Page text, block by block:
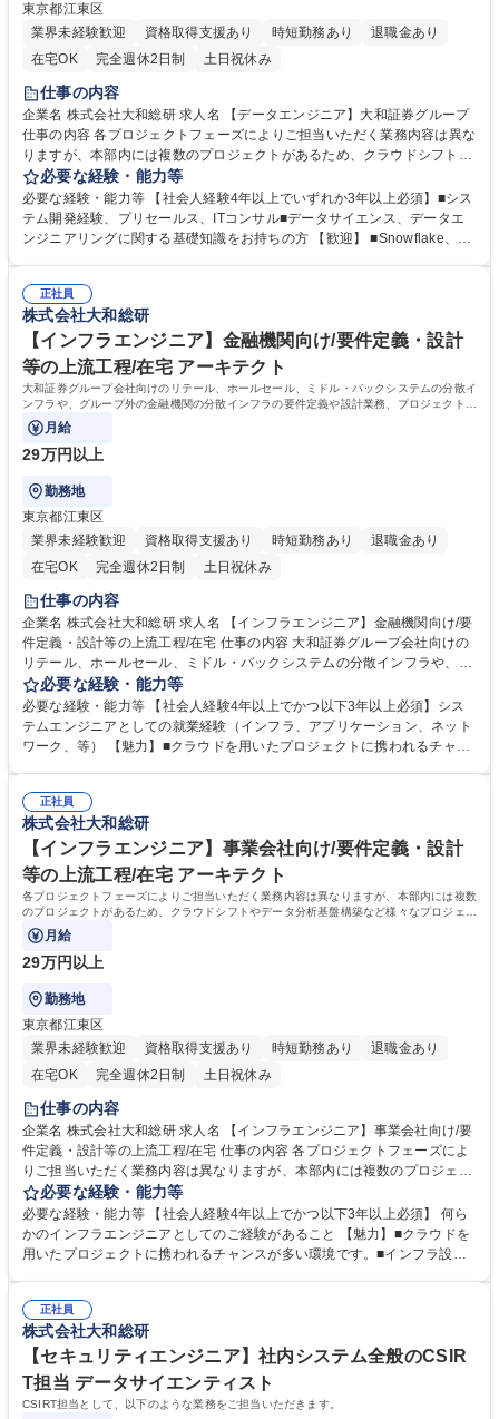
東京都江東区
業界未経験歓迎
資格取得支援あり 時短勤務あり
退職金あり
在宅OK
完全週休2日制 土日祝休み
仕事の内容
企業名 株式会社大和総研 求人名 【データエンジニア】大和証券グループ
仕事の内容 各プロジェクトフェーズによりご担当いただく業務内容は異な
りますが、本部内には複数のプロジェクトがあるため、クラウドシフトや
データ分析基盤構築など様々なプロジェクトに携わる機会がございます。
【案件例】■AWSを利用したクラウドネイティブな情報基盤の構築 ■デー
タインテグレーション関連のSaaSサービス（Informatica、Databricks、d
btなど）や各種DWH製品（Snowflake、OracleADWなど）の提案、構築
必要な経験・能力等
必要な経験・能力等 【社会人経験4年以上でいずれか3年以上必須】■シス
テム開発経験、プリセールス、ITコンサル■データサイエンス、データエ
ンジニアリングに関する基礎知識をお持ちの方 【歓迎】 ■Snowflake、A
歴：大学院 大学 語学力： 資格：
正社員
株式会社大和総研
【インフラエンジニア】金融機関向け/要件定義・設計
等の上流工程/在宅 アーキテクト
大和証券グループ会社向けのリテール、ホールセール、ミドル・バックシステムの分散イ
ンフラや、グループ外の金融機関の分散インフラの要件定義や設計業務、プロジェクトの
リーディングをご担当いただきます。
月給
29万円以上
勤務地
東京都江東区
業界未経験歓迎
資格取得支援あり 時短勤務あり
退職金あり
在宅OK
完全週休2日制 土日祝休み
仕事の内容
企業名 株式会社大和総研 求人名 【インフラエンジニア】金融機関向け/要
件定義・設計等の上流工程/在宅 仕事の内容 大和証券グループ会社向けの
リテール、ホールセール、ミドル・バックシステムの分散インフラや、グ
ループ外の金融機関の分散インフラの要件定義や設計業務、プロジェクト
のリーディングをご担当いただきます。 【プロジェクト事例】■オンプレ
ミス環境からAWS、Azure、OCI等のパブリッククラウド環境へのマイグ
レーション■ハイブリッドクラウド環境の構築■プライベートクラウドを活
レミス■OS/ミドルウェア：Redhat EnterpriseLinux、Oracle、IBM MQ、
HULFT 等 募集職種 【インフラエンジニア】金融機関向け/要件定義・設
計等の上流工程/在宅
必要な経験・能力等
必要な経験・能力等 【社会人経験4年以上でかつ以下3年以上必須】シス
テムエンジニアとしての就業経験（インフラ、アプリケーション、ネット
ワーク、等） 【魅力】■クラウドを用いたプロジェクトに携われるチャン
す。 ■最新のインフラ技術習得の支援も積極的に行っており、特にクラウ
ド系資格保有者が多数在籍する組織です。組織として学習のバックアップ
も行っており、インフラエンジニアとして成長できる環境です。 学歴・資
格 学歴：大学院 大学 語学力： 資格：
正社員
株式会社大和総研
【インフラエンジニア】事業会社向け/要件定義・設計
等の上流工程/在宅 アーキテクト
各プロジェクトフェーズによりご担当いただく業務内容は異なりますが、本部内には複数
のプロジェクトがあるため、クラウドシフトやデータ分析基盤構築など様々なプロジェク
トに携わる機会がございます。
月給
29万円以上
勤務地
東京都江東区
業界未経験歓迎
資格取得支援あり 時短勤務あり
退職金あり
在宅OK
完全週休2日制 土日祝休み
仕事の内容
企業名 株式会社大和総研 求人名 【インフラエンジニア】事業会社向け/要
件定義・設計等の上流工程/在宅 仕事の内容 各プロジェクトフェーズによ
りご担当いただく業務内容は異なりますが、本部内には複数のプロジェク
トがあるため、クラウドシフトやデータ分析基盤構築など様々なプロジェ
クトに携わる機会がございます。 ・大規模プロジェクトのマネジメント経
験を積むことができます。 ・超大規模システムのインフラ構築を提案から
構築、保守運用までトータルで支援可能です。 ・既存インフラの保守に加
携わる機会がございます。 募集職種 【インフラエンジニア】事業会社向
け/要件定義・設計等の上流工程/在宅
必要な経験・能力等
必要な経験・能力等 【社会人経験4年以上でかつ以下3年以上必須】 何ら
かのインフラエンジニアとしてのご経験があること 【魅力】■クラウドを
用いたプロジェクトに携われるチャンスが多い環境です。■インフラ設計
援も積極的に行っており、特にクラウド系資格保有者が多数在籍する組織
です。組織として学習のバックアップも行っており、インフラエンジニア
として成長できる環境です。 学歴・資格 学歴：大学院 大学 語学力： 資
格：
正社員
株式会社大和総研
【セキュリティエンジニア】社内システム全般のCSIR
T担当 データサイエンティスト
CSIRT担当として、以下のような業務をご担当いただきます。